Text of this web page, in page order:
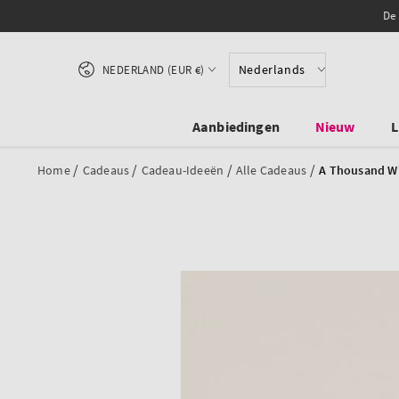
Nederlands
Land/regio
NEDERLAND (EUR €)
Aanbiedingen Nieuw
Home / Cadeaus / Cadeau-Ideeën / Alle Cadeaus / A Thousand